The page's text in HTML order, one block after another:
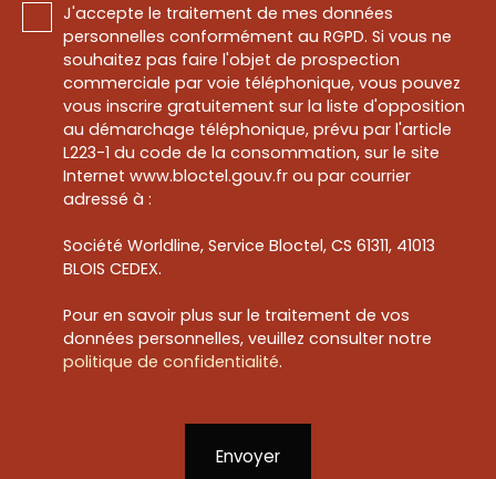
J'accepte le traitement de mes données
personnelles conformément au RGPD. Si vous ne
souhaitez pas faire l'objet de prospection
commerciale par voie téléphonique, vous pouvez
vous inscrire gratuitement sur la liste d'opposition
au démarchage téléphonique, prévu par l'article
L223-1 du code de la consommation, sur le site
Internet www.bloctel.gouv.fr ou par courrier
adressé à :
Société Worldline, Service Bloctel, CS 61311, 41013
BLOIS CEDEX.
Pour en savoir plus sur le traitement de vos
données personnelles, veuillez consulter notre
politique de confidentialité.
Envoyer